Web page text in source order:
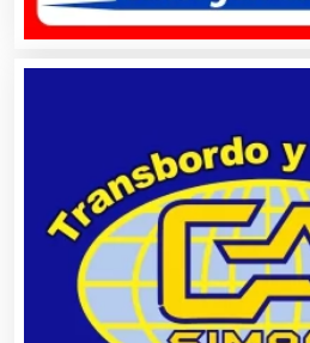
Artículos Personales
Artículos Publicitarios
Aseguradoras
Asesores Técnicos